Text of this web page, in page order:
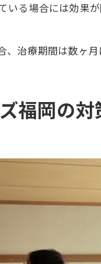
る場合には効果
治療期間は数ヶ
福岡の対